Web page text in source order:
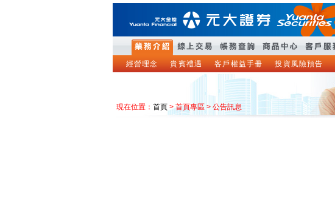
經營理念
貴賓禮遇 客戶權益手冊 投資風險預告
現在位置： 首頁> 首頁專區 > 公告訊息